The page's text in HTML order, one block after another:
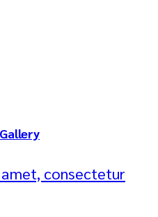
consectetur